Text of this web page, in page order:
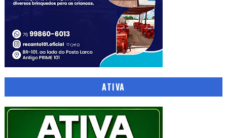
ATIVA